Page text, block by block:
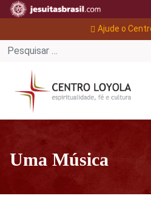
Ajude o
Uma Música